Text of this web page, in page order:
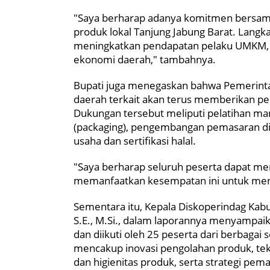
"Saya berharap adanya komitmen
produk lokal Tanjung Jabung Barat.
meningkatkan pendapatan pelaku
ekonomi daerah," tambahnya.
Bupati juga menegaskan bahwa
daerah terkait akan terus memberikan
Dukungan tersebut meliputi pelatihan
(packaging), pengembangan pemasaran
usaha dan sertifikasi halal.
"Saya berharap seluruh peserta dapat
memanfaatkan kesempatan ini untuk
Sementara itu, Kepala Diskoperindag
S.E., M.Si., dalam laporannya
dan diikuti oleh 25 peserta dari berbagai
mencakup inovasi pengolahan produk,
dan higienitas produk, serta strategi